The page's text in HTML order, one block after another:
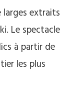
extraits
Le spectacle
à partir de
les plus